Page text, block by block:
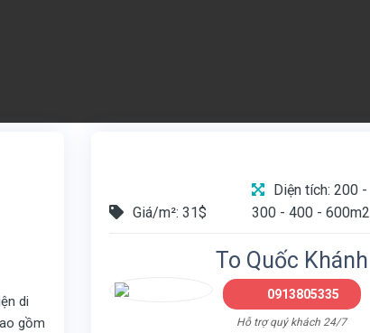
di
gồm
Giá/m²: 31$
Diện tích: 200 -
300 - 400 - 600m2
To Quốc Khánh
0913805335
Hỗ trợ quý khách 24/7